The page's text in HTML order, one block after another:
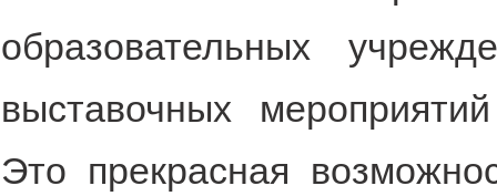
образовательных
выставочных
Это прекрасная